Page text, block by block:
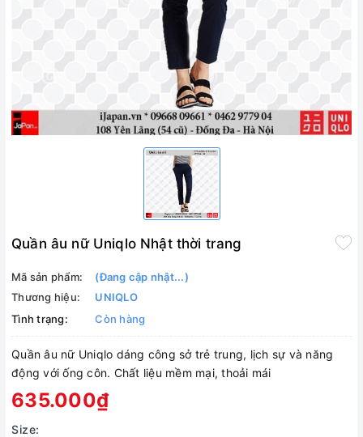
Quần âu nữ Uniqlo Nhật thời trang
Mã sản phẩm:
(Đang cập nhật...)
Thương hiệu:
UNIQLO
Tình trạng:
Còn hàng
Quần âu nữ Uniqlo dáng công sở trẻ trung, lịch sự và năng
động với ống côn. Chất liệu mềm mại, thoải mái
635.000₫
Size: